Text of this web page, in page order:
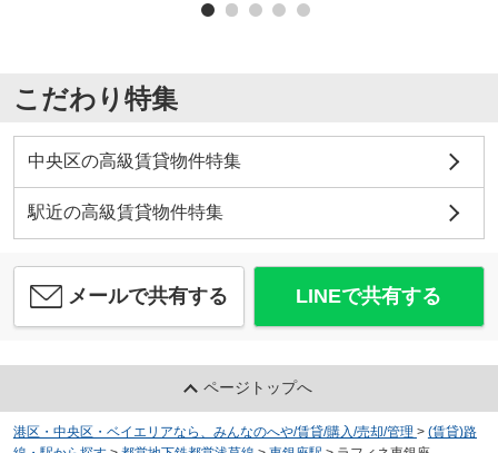
こだわり特集
中央区の高級賃貸物件特集
駅近の高級賃貸物件特集
メールで共有する LINEで共有する
ページトップへ
港区・中央区・ベイエリアなら、みんなのへや/賃貸/購入/売却/管理 > (賃貸)路